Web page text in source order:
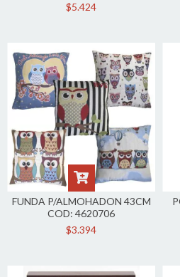
4936062
$5.424
FUNDA P/ALMOHADON 43CM
COD: 4620706
$3.394